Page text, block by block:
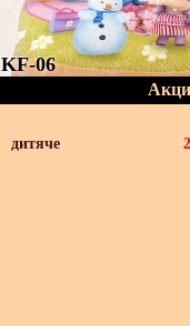
KF-06
дитяче